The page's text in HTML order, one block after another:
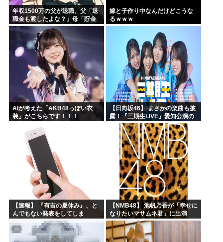
年収1500万の父が退職。父「退
職金も渡したよな？」母「貯金
なんてないよー」父「全部なく
なったの！？」→予想外の返事
に家族騒然となり…
嫁と子作り中なんだけどこうな
るｗｗｗ
AIが考えた「AKB48っぽい衣
装」がこちらです！！！
【日向坂46】 まさかの楽曲も披
露！『三期生LIVE』愛知公演の
レポがこちら
【速報】 『有吉の夏休み』、と
んでもない発表をしてしま
う！！！！！
【NMB48】 池帆乃香が「幸せに
なりたいマサムネ君」に出演